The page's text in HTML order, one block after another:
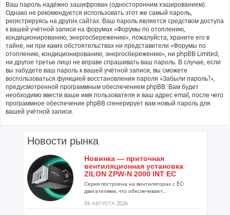
Ваш пароль надёжно зашифрован (односторонним хэшированием).
Однако не рекомендуется использовать этот же самый пароль,
регистрируясь на других сайтах. Ваш пароль является средством доступа
к вашей учётной записи на форумах «Форумы по отоплению,
кондиционированию, энергосбережению», пожалуйста, храните его в
тайне, ни при каких обстоятельствах ни представители «Форумы по
отоплению, кондиционированию, энергосбережению», ни phpBB Limited,
ни другое третье лицо не вправе спрашивать ваш пароль. В случае, если
вы забудете ваш пароль к вашей учётной записи, вы сможете
воспользоваться функцией восстановления пароля «Забыли пароль?»,
предусмотренной программным обеспечением phpBB. Вам будет
необходимо ввести ваше имя пользователя и ваш адрес email, после чего
программное обеспечение phpBB сгенерирует вам новый пароль для
вашей учётной записи.
Новости рынка
Новинка — приточная
вентиляционная установка
ZILON ZPW-N 2000 INT EC
Серия построена на вентиляторах с EC-
двигателями, что обеспечивает...
06 АВГУСТА 2026